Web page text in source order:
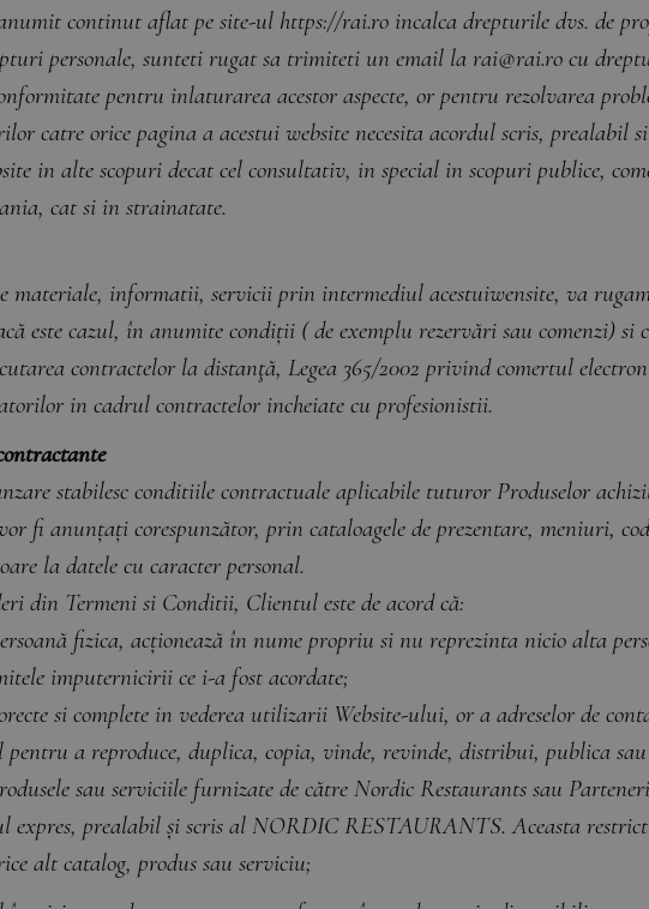
continut aflat pe site-ul https://rai.ro incalca drepturile dvs. de
personale, sunteti rugat sa trimiteti un email la rai@rai.ro cu
pentru inlaturarea acestor aspecte, or pentru rezolvarea
catre orice pagina a acestui website necesita acordul scris, prealabil
in alte scopuri decat cel consultativ, in special in scopuri publice,
cat si in strainatate.
materiale, informatii, servicii prin intermediul acestuiwensite, va
este cazul, în anumite condiții ( de exemplu rezervări sau comenzi)
contractelor la distanţă, Legea 365/2002 privind comertul
in cadrul contractelor incheiate cu profesionistii.
stabilesc conditiile contractuale aplicabile tuturor Produselor
fi anunțați corespunzător, prin cataloagele de prezentare, meniuri,
la datele cu caracter personal.
din Termeni si Conditii, Clientul este de acord că:
fizica, acționează în nume propriu si nu reprezinta nicio alta
imputernicirii ce i-a fost acordate;
si complete in vederea utilizarii Website-ului, or a adreselor de
a reproduce, duplica, copia, vinde, revinde, distribui, publica
sau serviciile furnizate de către Nordic Restaurants sau
prealabil și scris al NORDIC RESTAURANTS. Aceasta
alt catalog, produs sau serviciu;